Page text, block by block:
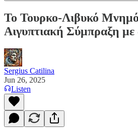
Το Τουρκο-Λιβυκό
Αιγυπτιακή Σύμπραξη με
Sergius Catilina
Jun 26, 2025
Listen